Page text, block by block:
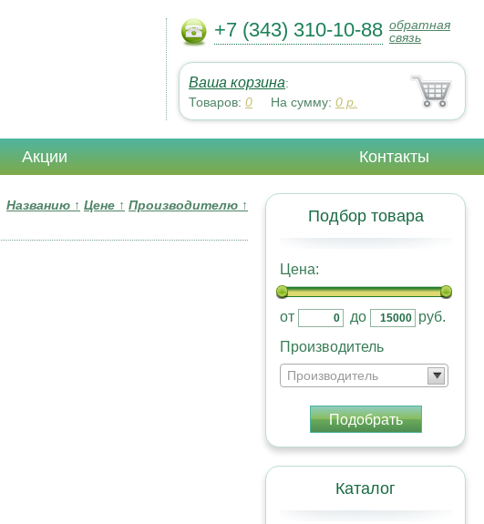
+7 (343) 310-10-88 обратная
связь
Ваша корзина:
Товаров: 0 На сумму: 0 р.
Акции Контакты
Подбор товара
Цена:
от до
руб.
Производитель
Производитель
Подобрать
Каталог
Названию ↑ Цене ↑ Производителю ↑